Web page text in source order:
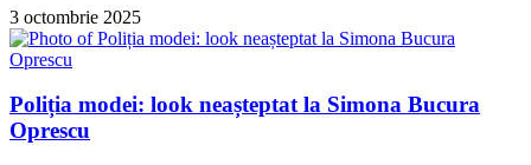
3 octombrie 2025
Poliția modei: look neașteptat la Simona Bucura
Oprescu